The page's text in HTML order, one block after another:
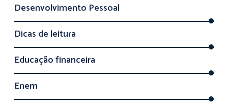
Desenvolvimento Pessoal
Dicas de leitura
Educação financeira
Enem